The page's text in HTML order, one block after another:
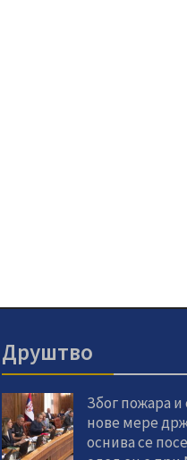
Друштво
Због пожара и
нове мере
оснива се